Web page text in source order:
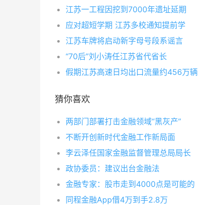
江苏一工程因挖到7000年遗址延期
应对超短学期 江苏多校通知提前学
江苏车牌将启动新字母号段系谣言
“70后”刘小涛任江苏省代省长
假期江苏高速日均出口流量约456万辆
猜你喜欢
两部门部署打击金融领域“黑灰产”
不断开创新时代金融工作新局面
李云泽任国家金融监督管理总局局长
政协委员：建议出台金融法
金融专家：股市走到4000点是可能的
同程金融App借4万到手2.8万